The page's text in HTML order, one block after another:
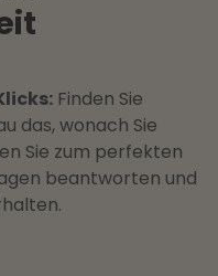
Finden Sie
das, wonach Sie
Sie zum perfekten
beantworten und